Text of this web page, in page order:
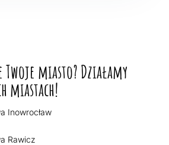
miasto? Działamy
miastach!
Inowrocław
Rawicz